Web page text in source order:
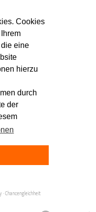
Cookies
eine
hierzu
durch
der
· Chancengleichheit